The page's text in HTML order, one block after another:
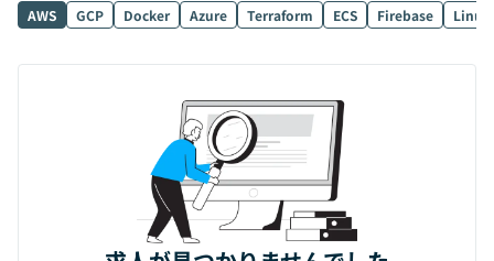
AWS
GCP Docker Azure Terraform ECS Firebase Linux